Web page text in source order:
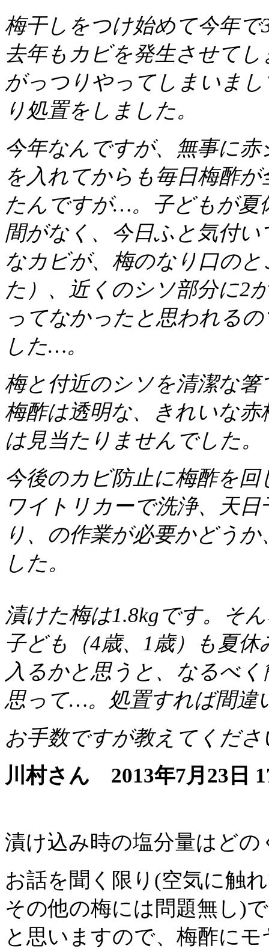
梅干しをつけ始めて今年
去年もカビを発生させて
がっつりやってしまいま
り処置をしました。
今年なんですが、無事に
を入れてからも毎日梅酢
たんですが…。子どもが夏
間がなく、今日ふと気付
なカビが、梅のなり口の
た）、近くのシソ部分に2
ってなかったと思われる
した…。
梅と付近のシソを清潔な
梅酢は透明な、きれいな
は見当たりませんでした。
今後のカビ防止に梅酢を
ワイトリカーで洗浄、天
り、の作業が必要かどう
した。
漬けた梅は1.8kgです。そ
子ども（4歳、1歳）も夏
入るかと思うと、なるべ
思って…。処置すれば間
お手数ですが教えてくださ
川村さん 2013年7月23日
漬け込み時の塩分量はど
お話を聞く限り(空気に触
その他の梅には問題無し)
と思いますので、梅酢に